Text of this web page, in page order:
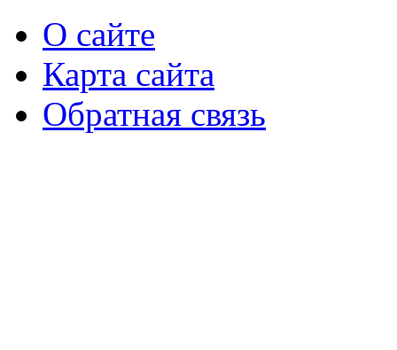
О сайте
Карта сайта
Обратная связь